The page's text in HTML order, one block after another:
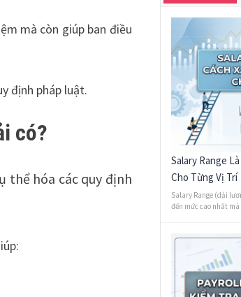
mà còn giúp ban điều
định pháp luật.
có?
thể hóa các quy định
Salary Range
Cho Từng Vị Trí
Salary Range (dải
đến mức cao nhất